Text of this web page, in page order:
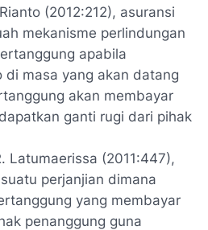
(2012:212), asuransi
mekanisme perlindungan
apabila
di masa yang akan datang
akan membayar
ganti rugi dari pihak
Latumaerissa (2011:447),
perjanjian dimana
yang membayar
penanggung guna